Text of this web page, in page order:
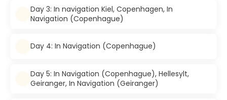
Day 3: In navigation Kiel, Copenhagen, In
Navigation (Copenhague)
Day 4: In Navigation (Copenhague)
Day 5: In Navigation (Copenhague), Hellesylt,
Geiranger, In Navigation (Geiranger)